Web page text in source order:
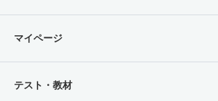
マイページ
テスト・教材